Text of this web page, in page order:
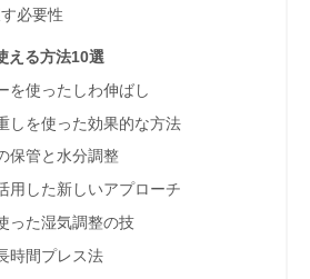
必要性
える方法10選
を使ったしわ伸ばし
しを使った効果的な方法
保管と水分調整
用した新しいアプローチ
った湿気調整の技
時間プレス法